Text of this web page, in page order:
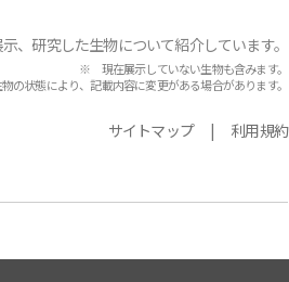
、研究した生物について紹介しています。
※ 現在展示していない生物も含みます。
状態により、記載内容に変更がある場合があります。
サイトマップ 利用規約